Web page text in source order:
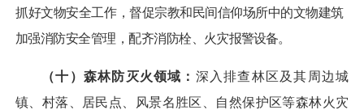
抓好文物安全工作，督促宗教和民间信仰场所中的文物建筑
加强消防安全管理，配齐消防栓、火灾报警设备。
（十） 森林防灭火领域： 深入排查林区及其周边城
镇、村落、居民点、风景名胜区、自然保护区等森林火灾